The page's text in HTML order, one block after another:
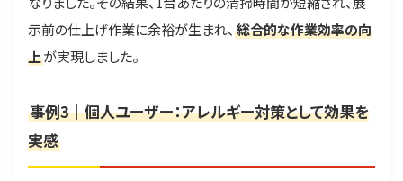
示前の仕上げ作業に余裕が生まれ、 総合的な作業効率の向
上が実現しました。
事例3｜個人ユーザー：アレルギー対策として効果を
実感